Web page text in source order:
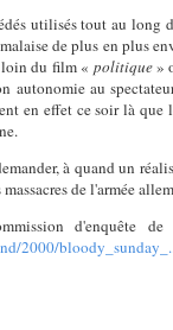
utilisés tout au
de plus en plus
loin du film « politique»
au
en effet ce soir là
à quand un
de l'armée
d'enquête
2000/